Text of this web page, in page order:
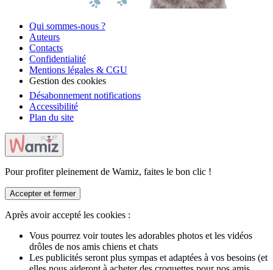
Qui sommes-nous ?
Auteurs
Contacts
Confidentialité
Mentions légales & CGU
Gestion des cookies
Désabonnement notifications
Accessibilité
Plan du site
Pour profiter pleinement de Wamiz, faites le bon clic !
Accepter et fermer
Après avoir accepté les cookies :
Vous pourrez voir toutes les adorables photos et les vidéos
drôles de nos amis chiens et chats
Les publicités seront plus sympas et adaptées à vos besoins (et